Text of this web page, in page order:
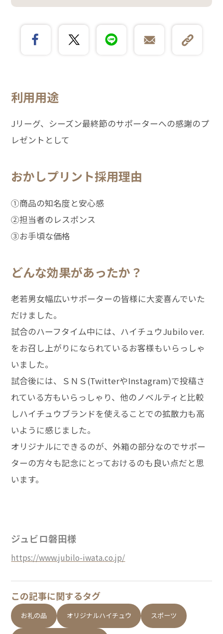
利用用途
Jリーグ、シーズン最終節のサポーターへの感謝のプ
レゼントとして
おかしプリント採用理由
①商品の知名度と安心感
②担当者のレスポンス
③お手頃な価格
どんな効果があったか？
老若男女幅広いサポーターの皆様に大変喜んでいた
だけました。
試合のハーフタイム中には、ハイチュウJubilo ver.
をお召し上がりになられているお客様もいらっしゃ
いました。
試合後には、ＳＮＳ(TwitterやInstagram)で投稿さ
れている方もいらっしゃり、他のノベルティと比較
しハイチュウブランドを使えることでの拡散力も高
いように感じました。
オリジナルにできるのが、外箱の部分なのでサポー
ターの方々も記念にとっておけるのも良い点だと思
います。
ジュビロ磐田様
https://www.jubilo-iwata.co.jp/
この記事に関するタグ
お礼の品 オリジナルハイチュウ スポーツ